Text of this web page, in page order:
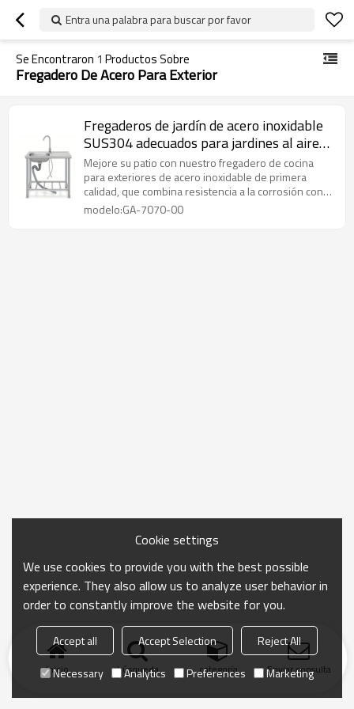
Entra una palabra para buscar por favor
Se Encontraron 1 Productos Sobre
Fregadero De Acero Para Exterior
Fregaderos de jardín de acero inoxidable
SUS304 adecuados para jardines al aire
libre
Mejore su patio con nuestro fregadero de cocina
para exteriores de acero inoxidable de primera
calidad, que combina resistencia a la corrosión con
una estética moderna para el mejor fregadero de
modelo:GA-7070-00
Inicio búsqueda categoría Enviar consulta
Cookie settings
We use cookies to provide you with the best possible
experience. They also allow us to analyze user behavior in
order to constantly improve the website for you.
Accept all Accept Selection
Reject All
Necessary
Analytics Preferences Marketing